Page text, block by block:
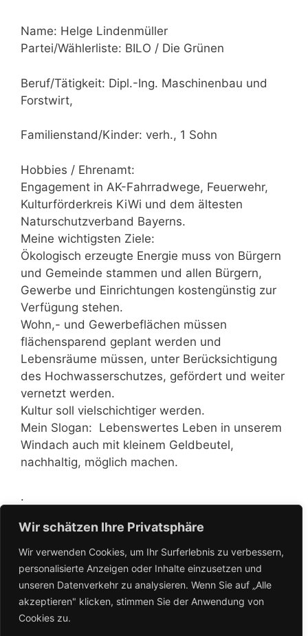
Wir schätzen Ihre Privatsphäre
Wir verwenden Cookies, um Ihr Surferlebnis zu verbessern,
personalisierte Anzeigen oder Inhalte einzusetzen und
unseren Datenverkehr zu analysieren. Wenn Sie auf „Alle
akzeptieren" klicken, stimmen Sie der Anwendung von
Cookies zu.
Name: Helge Lindenmüller
Partei/Wählerliste: BILO / Die Grünen
Beruf/Tätigkeit: Dipl.-Ing. Maschinenbau und
Forstwirt,
Familienstand/Kinder: verh., 1 Sohn
Hobbies / Ehrenamt:
Engagement in AK-Fahrradwege, Feuerwehr,
Kulturförderkreis KiWi und dem ältesten
Naturschutzverband Bayerns.
Meine wichtigsten Ziele:
Ökologisch erzeugte Energie muss von Bürgern
und Gemeinde stammen und allen Bürgern,
Gewerbe und Einrichtungen kostengünstig zur
Verfügung stehen.
Wohn,- und Gewerbeflächen müssen
flächensparend geplant werden und
Lebensräume müssen, unter Berücksichtigung
des Hochwasserschutzes, gefördert und weiter
vernetzt werden.
Kultur soll vielschichtiger werden.
Mein Slogan: Lebenswertes Leben in unserem
Windach auch mit kleinem Geldbeutel,
nachhaltig, möglich machen.
.